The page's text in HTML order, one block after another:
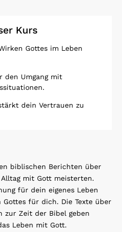
Kurs
Gottes im Leben
den Umgang mit
dein Vertrauen zu
biblischen Berichten über
mit Gott meisterten.
für dein eigenes Leben
für dich. Die Texte über
zur Zeit der Bibel geben
Leben mit Gott.